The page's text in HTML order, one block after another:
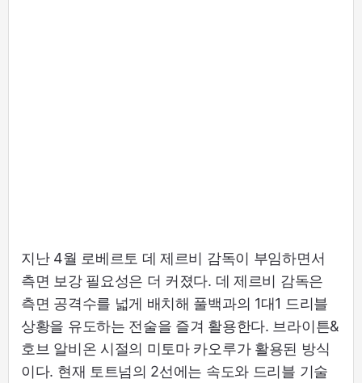
지난 4월 로베르토 데 제르비 감독이 부임하면서
측면 보강 필요성은 더 커졌다. 데 제르비 감독은
측면 공격수를 넓게 배치해 풀백과의 1대1 드리블
상황을 유도하는 전술을 즐겨 활용한다. 브라이튼&
호브 알비온 시절의 미토마 카오루가 활용된 방식
이다. 현재 토트넘의 2선에는 속도와 드리블 기술